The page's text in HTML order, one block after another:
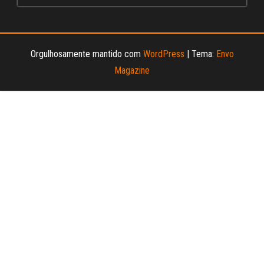
Orgulhosamente mantido com WordPress | Tema: Envo
Magazine